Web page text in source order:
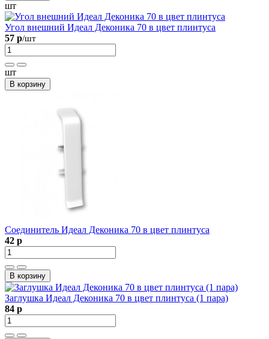
шт
Угол внешний Идеал Деконика 70 в цвет плинтуса
57 р/шт
шт
В корзину
Соединитель Идеал Деконика 70 в цвет плинтуса
42 р
В корзину
Заглушка Идеал Деконика 70 в цвет плинтуса (1 пара)
84 р